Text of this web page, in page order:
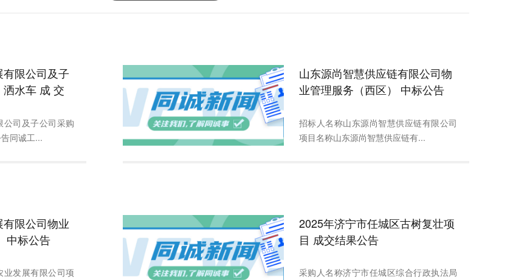
限公司及子
水车 成 交
公司及子公司采购
同诚工...
山东源尚智慧供应链有限公司物
业管理服务（西区） 中标公告
招标人名称山东源尚智慧供应链有限公司
项目名称山东源尚智慧供应链有...
限公司物业
中标公告
业发展有限公司项
2025年济宁市任城区古树复壮项
目 成交结果公告
采购人名称济宁市任城区综合行政执法局